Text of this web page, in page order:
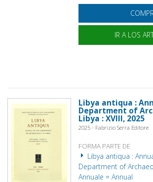
IR A LOS
Libya antiqua :
Department of
Libya : XVIII, 2025
2025 - Fabrizio Serra Editore
FORMA PARTE DE
Libya antiqua :
Department of
Annuale = Annual